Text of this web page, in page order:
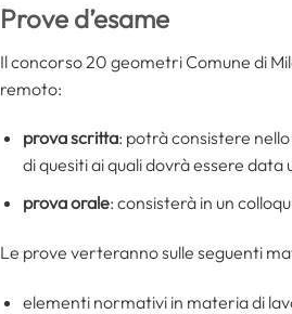
Prove d’esame
Il concorso 20 geometri Comune di
remoto:
prova scritta: potrà consistere
di quesiti ai quali dovrà essere
prova orale: consisterà in un
Le prove verteranno sulle seguenti
elementi normativi in materia di